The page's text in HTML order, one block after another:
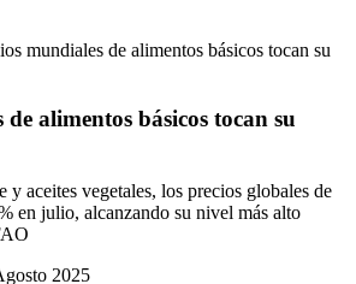
mundiales de alimentos básicos tocan su
alimentos básicos tocan su
y aceites vegetales, los precios globales de
en julio, alcanzando su nivel más alto
2025